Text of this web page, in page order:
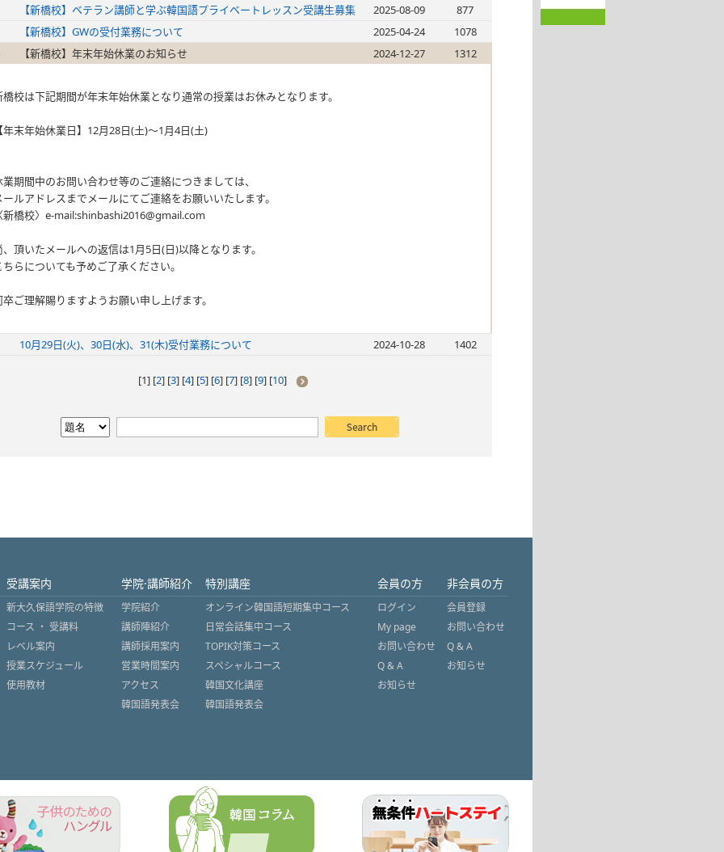
【新橋校】ベテラン講師と学ぶ韓国語プライベートレッスン受講生募集 2025-08-09
877
【新橋校】GWの受付業務について 2025-04-24
1078
【新橋校】年末年始休業のお知らせ 2024-12-27 1312
橋校は下記期間が年末年始休業となり通常の授業はお休みとなります。
【年末年始休業日】12月28日(土)〜1月4日(土)
業期間中のお問い合わせ等のご連絡につきましては、
ールアドレスまでメールにてご連絡をお願いいたします。
新橋校〉e-mail:shinbashi2016@gmail.com
、頂いたメールへの返信は1月5日(日)以降となります。
ちらについても予めご了承ください。
卒ご理解賜りますようお願い申し上げます。
10月29日(火)、30日(水)、31(木)受付業務について 2024-10-28 1402
[1] [2] [3] [4] [5] [6] [7] [8] [9] [10]
受講案内
新大久保語学院の特徴
コース ・ 受講料
レベル案内
授業スケジュール
使用教材
学院·講師紹介
学院紹介
講師陣紹介
講師採用案内
営業時間案内
アクセス
韓国語発表会
特別講座
オンライン韓国語短期集中コース
日常会話集中コース
TOPIK対策コース
スペシャルコース
韓国文化講座
韓国語発表会
会員の方
ログイン
My page
お問い合わせ
Q & A
お知らせ
非会員の方
会員登録
お問い合わせ
Q & A
お知らせ